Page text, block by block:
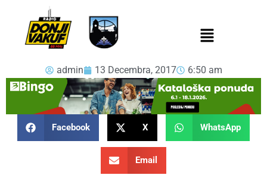
admin 13 Decembra, 2017 6:50 am
Facebook X WhatsApp
Email